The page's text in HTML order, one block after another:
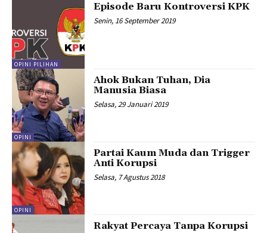
OPINI PILIHAN
Episode Baru Kontroversi KPK
Senin, 16 September 2019
OPINI
Ahok Bukan Tuhan, Dia
Manusia Biasa
Selasa, 29 Januari 2019
OPINI
Partai Kaum Muda dan Trigger
Anti Korupsi
Selasa, 7 Agustus 2018
Rakyat Percaya Tanpa Korupsi